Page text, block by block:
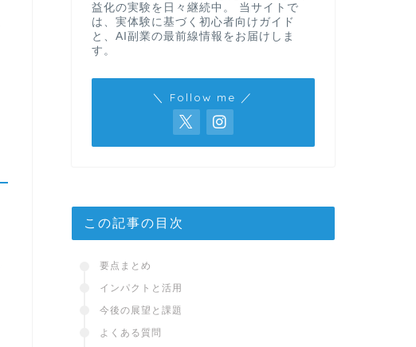
益化の実験を日々継続中。 当サイトで
は、実体験に基づく初心者向けガイド
と、AI副業の最前線情報をお届けしま
す。
＼ Follow me ／
この記事の目次
要点まとめ
インパクトと活用
今後の展望と課題
よくある質問